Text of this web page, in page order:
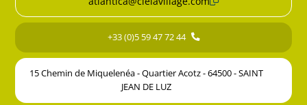
+33 (0)5 59 47 72 44
15 Chemin de Miquelenéa - Quartier Acotz - 64500 - SAINT
JEAN DE LUZ